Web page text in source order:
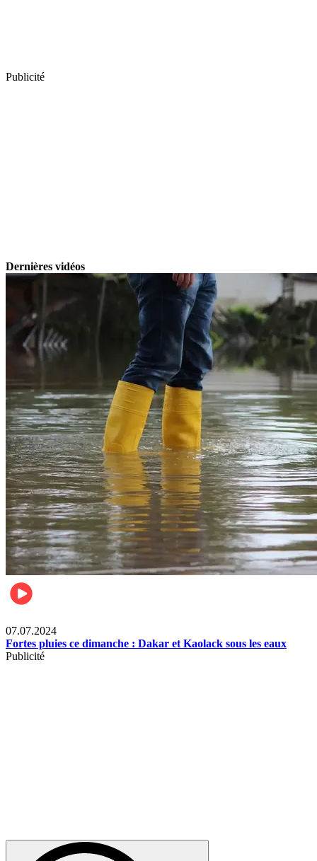
Publicité
Dernières vidéos
07.07.2024
Fortes pluies ce dimanche : Dakar et Kaolack sous les eaux
Publicité